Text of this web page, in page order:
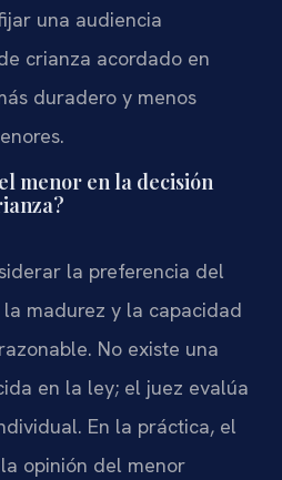
una audiencia
crianza acordado en
duradero y menos
menor en la decisión
la preferencia del
madurez y la capacidad
No existe una
en la ley; el juez evalúa
En la práctica, el
opinión del menor